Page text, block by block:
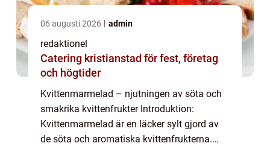
06 augusti 2026 admin
redaktionel
Catering kristianstad för fest, företag
och högtider
Kvittenmarmelad – njutningen av söta och
smakrika kvittenfrukter Introduktion:
Kvittenmarmelad är en läcker sylt gjord av
de söta och aromatiska kvittenfrukterna.